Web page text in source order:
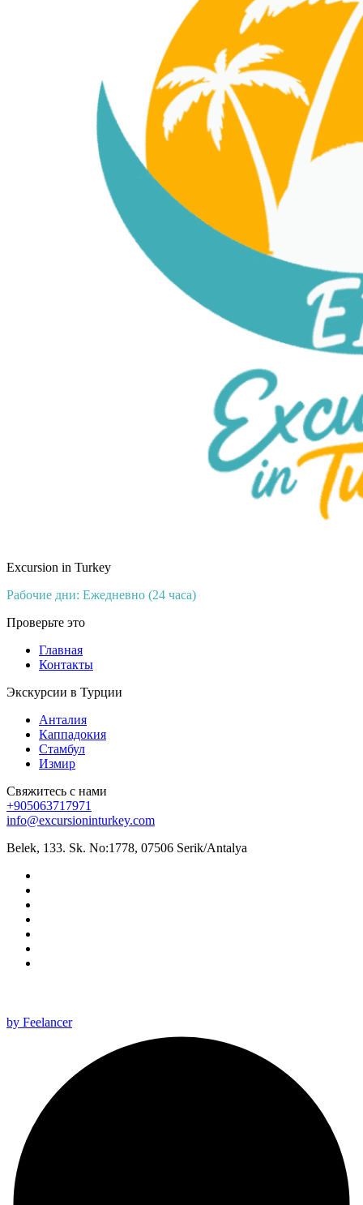
Excursion in Turkey
Рабочие дни: Ежедневно (24 часа)
Проверьте это
Главная
Контакты
Экскурсии в Турции
Анталия
Каппадокия
Стамбул
Измир
Свяжитесь с нами
+905063717971
info@excursioninturkey.com
Belek, 133. Sk. No:1778, 07506 Serik/Antalya
by Feelancer